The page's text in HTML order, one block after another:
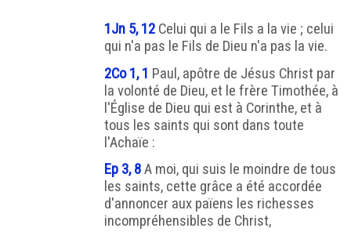
1Jn 5, 12 Celui qui a le Fils a la vie ; celui
qui n'a pas le Fils de Dieu n'a pas la vie.
2Co 1, 1 Paul, apôtre de Jésus Christ par
la volonté de Dieu, et le frère Timothée, à
l'Église de Dieu qui est à Corinthe, et à
tous les saints qui sont dans toute
l'Achaïe :
Ep 3, 8A moi, qui suis le moindre de tous
les saints, cette grâce a été accordée
d'annoncer aux païens les richesses
incompréhensibles de Christ,